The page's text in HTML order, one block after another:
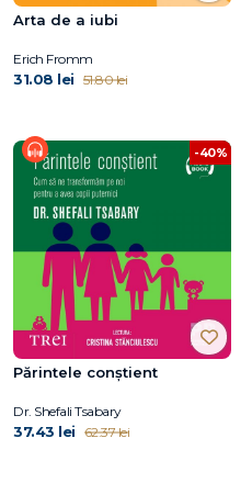
Arta de a iubi
Erich Fromm
31.08 lei 51.80 lei
-40%
Părintele conştient
Dr. Shefali Tsabary
37.43 lei 62.37 lei